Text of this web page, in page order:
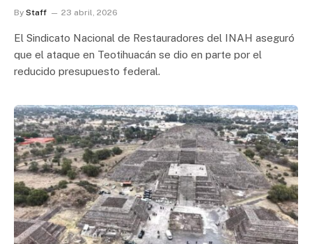
By Staff 23 abril, 2026
El Sindicato Nacional de Restauradores del INAH aseguró
que el ataque en Teotihuacán se dio en parte por el
reducido presupuesto federal.